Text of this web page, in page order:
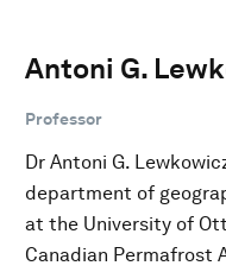
Antoni G.
Professor
Dr Antoni G.
department of
at the University of
Canadian Permafrost